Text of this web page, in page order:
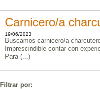
Carnicero/a
19/06/2023
Buscamos carnicero/a
Imprescindible contar con
Para (...)
Filtrar por: